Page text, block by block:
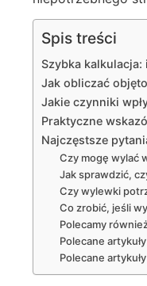
Spis treści
Szybka
Jak obliczać
Jakie czynniki
Praktyczne
Najczęstsze
Czy mogę wylać
Jak sprawdzić,
Czy wylewki
Co zrobić, jeśli
Polecamy
Polecane artykuły
Polecane artykuły